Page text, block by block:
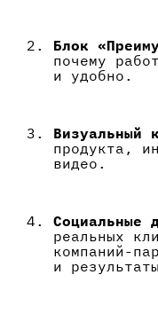
Блок
почему
и удобно.
Визуальный
продукта,
видео.
Социальные
реальных
компаний-
и